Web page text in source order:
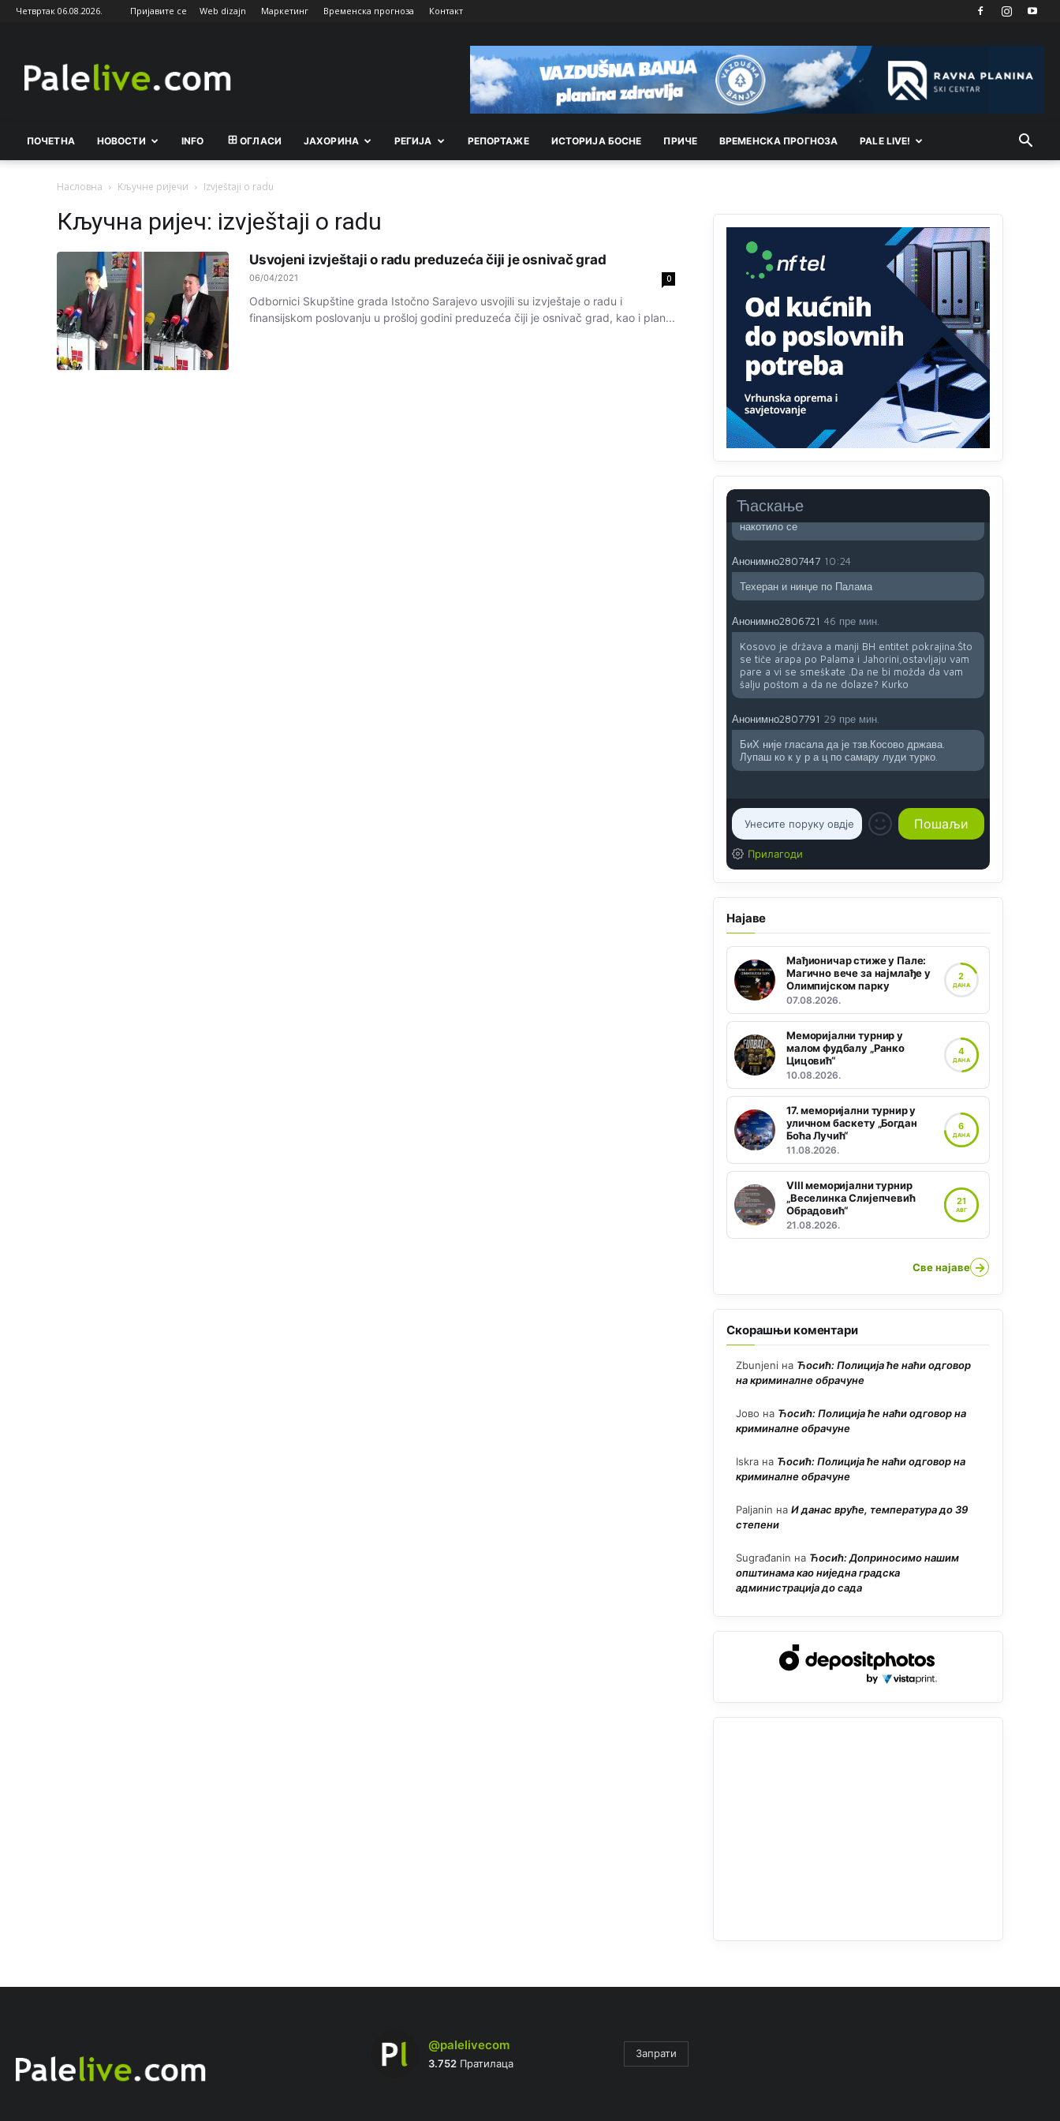
Четвртак 06.08.2026. Пријавите се Web dizajn Маркетинг Временска прогноза Контакт
ПОЧЕТНА НОВОСТИ INFO ОГЛАСИ ЈАХОРИНА РEГИЈА РEПОРТАЖE ИСТОРИЈА БОСНЕ ПРИЧЕ ВРEМEНСКА ПРОГНОЗА PALE LIVE!
Насловна Кључне ријечи Izvještaji o radu
Кључна ријеч: izvještaji o radu
Usvojeni izvještaji o radu preduzeća čiji je osnivač grad
06/04/2021 0
Odbornici Skupštine grada Istočno Sarajevo usvojili su izvještaje o radu i
finansijskom poslovanju u prošloj godini preduzeća čiji je osnivač grad, kao i plan...
Ћаскање
Анонимно2806773
7:01
Косово више није у моди, Амери се селе у Иран.
Анонимно2807323
Vise je Republika SRPSKA drzava nego Kosovo.
Sa Kosova se Srbi mogu i lijecit i skolovat i glasat
u Srbij. A niko sa 23 posto federacije to ne moze
u Republici Srpskoj. Zato zivjela REPUBLIKA
SRPSKA
Анонимно2807441
муслимански екстремиста,шта он има са тзв
Косовом?
Анонимно2807447
10:21
Анонимно2807441
накотило се
Анонимно2807447 10:24
Техеран и нинџе по Палама
Анонимно2806721 46 пре мин.
Kosovo je država a manji BH entitet pokrajina.Što
se tiče arapa po Palama i Jahorini,ostavljaju vam
pare a vi se smeškate .Da ne bi možda da vam
šalju poštom a da ne dolaze? Kurko
Анонимно2807791 29 пре мин.
БиХ није гласала да је тзв.Косово држава.
Лупаш ко к у р а ц по самару луди турко.
Прилагоди
Најаве
Мађионичар стиже у Пале:
Магично вече за најмлађе у
Олимпијском парку
07.08.2026.
2
ДАНА
Меморијални турнир у
малом фудбалу „Ранко
Цицовић“
10.08.2026.
4
ДАНА
17. меморијални турнир у
уличном баскету „Богдан
Боћа Лучић“
11.08.2026.
6
ДАНА
VIII меморијални турнир
„Веселинка Слијепчевић
Обрадовић“
21.08.2026.
21
АВГ
Све најаве →
Скорашњи коментари
Zbunjeni на Ћосић: Полиција ће наћи одговор
на криминалне обрачуне
Јово на Ћосић: Полиција ће наћи одговор на
криминалне обрачуне
Iskra на Ћосић: Полиција ће наћи одговор на
криминалне обрачуне
Paljanin на И данас вруће, температура до 39
степени
Sugrađanin на Ћосић: Доприносимо нашим
општинама као ниједна градска
администрација до сада
@palelivecom
3.752Пратилаца
Запрати